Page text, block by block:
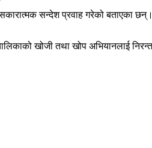
सन्देश प्रवाह गरेको बताएका
खोजी तथा खोप अभियानलाई